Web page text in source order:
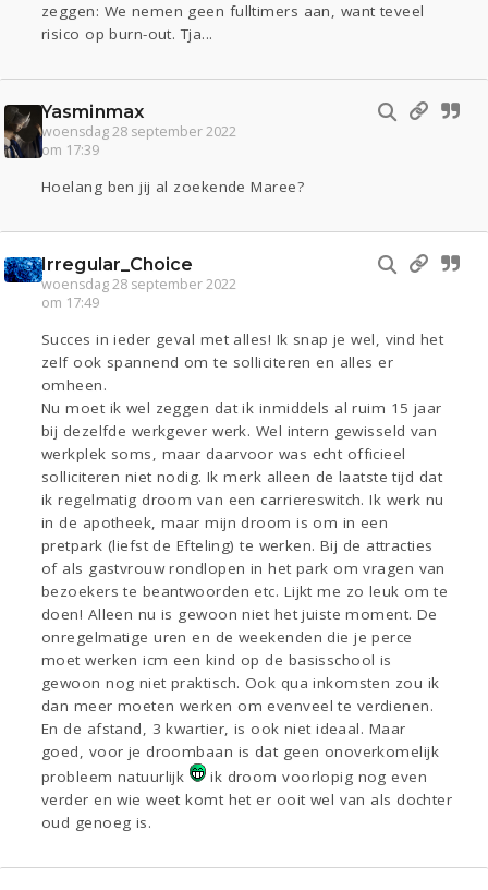
zeggen: We nemen geen fulltimers aan, want teveel
risico op burn-out. Tja...
Yasminmax
woensdag 28 september 2022
om 17:39
Hoelang ben jij al zoekende Maree?
Irregular_Choice
woensdag 28 september 2022
om 17:49
Succes in ieder geval met alles! Ik snap je wel, vind het
zelf ook spannend om te solliciteren en alles er
omheen.
Nu moet ik wel zeggen dat ik inmiddels al ruim 15 jaar
bij dezelfde werkgever werk. Wel intern gewisseld van
werkplek soms, maar daarvoor was echt officieel
solliciteren niet nodig. Ik merk alleen de laatste tijd dat
ik regelmatig droom van een carriereswitch. Ik werk nu
in de apotheek, maar mijn droom is om in een
pretpark (liefst de Efteling) te werken. Bij de attracties
of als gastvrouw rondlopen in het park om vragen van
bezoekers te beantwoorden etc. Lijkt me zo leuk om te
doen! Alleen nu is gewoon niet het juiste moment. De
onregelmatige uren en de weekenden die je perce
moet werken icm een kind op de basisschool is
gewoon nog niet praktisch. Ook qua inkomsten zou ik
dan meer moeten werken om evenveel te verdienen.
En de afstand, 3 kwartier, is ook niet ideaal. Maar
goed, voor je droombaan is dat geen onoverkomelijk
probleem natuurlijk
ik droom voorlopig nog even
verder en wie weet komt het er ooit wel van als dochter
oud genoeg is.